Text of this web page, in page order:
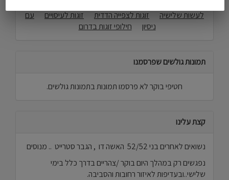
לעשות שלישיה
זוגות לצפייה הדדית זוגות לעיסויים
עם
ניסיון
חילופי זוגות בדרום
תמונות גולשים שפרסמנו
חטיפי בוקר לא פרסמו תמונות בתמונות גולשים.
קצת עלינו
נשואים לאחרים בני 52/52 האשה דו , הגבר סטרייט .. מנוסים
נפגשים רק במהלך היום בוקר /צהריים בדרך כלל בימי
שלישי..ובעדיפות לאיזור רחובות והסביבה.